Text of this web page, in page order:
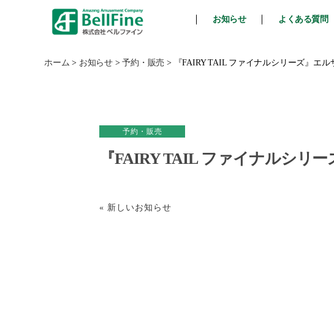
フ
お知らせ よくある質問
ホーム > お知らせ>予約・販売 > 『FAIRY TAIL ファイナルシリーズ』エ
予約・販売
『FAIRY TAIL ファイナルシリ
« 新しいお知らせ